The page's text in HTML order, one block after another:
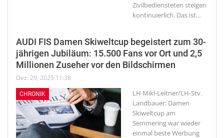
Zivilbediensteten steigen
kontinuierlich. Das ist…
AUDI FIS Damen Skiweltcup begeistert zum 30-
jährigen Jubiläum: 15.500 Fans vor Ort und 2,5
Millionen Zuseher vor den Bildschirmen
Dez. 29, 2025 11:38
CHRONIK
LH Mikl-Leitner/LH-Stv.
Landbauer: Damen
Skiweltcup am
Semmering war wieder
einmal beste Werbung